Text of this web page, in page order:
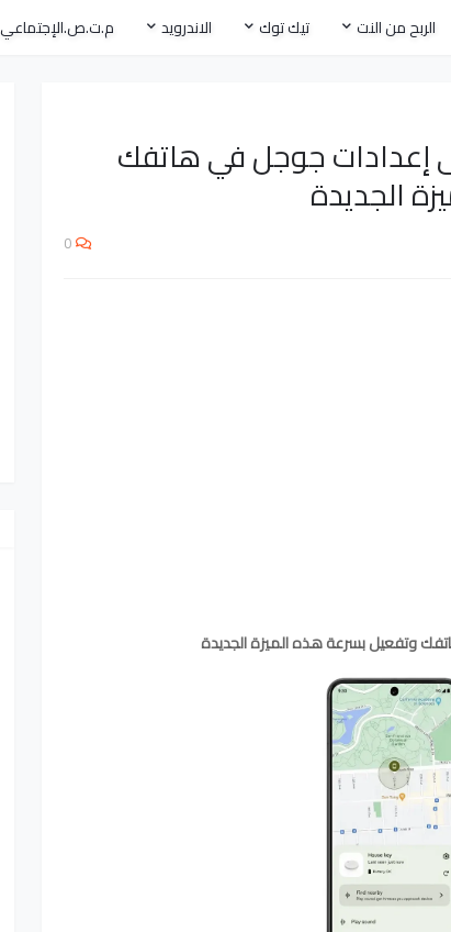
الربح من النت تيك توك الاندرويد م.ت.ص.الإجتماعي
إعدادات جوجل في هاتفك
الجديدة
0
وتفعيل بسرعة هذه الميزة الجديدة